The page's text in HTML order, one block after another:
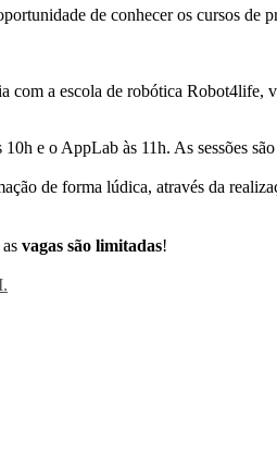
de conhecer os cursos
com a escola de robótica Robot4life,
10h e o AppLab às 11h. As sessões
de forma lúdica, através da
vagas são limitadas!